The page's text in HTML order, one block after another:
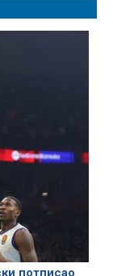
потписао